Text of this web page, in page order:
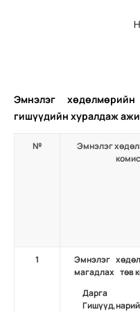
Эмнэлэг
гишүүдийн хуралдаж
№
Эмнэлэг
1
Эмнэлэг
магадлах төв
Дарга